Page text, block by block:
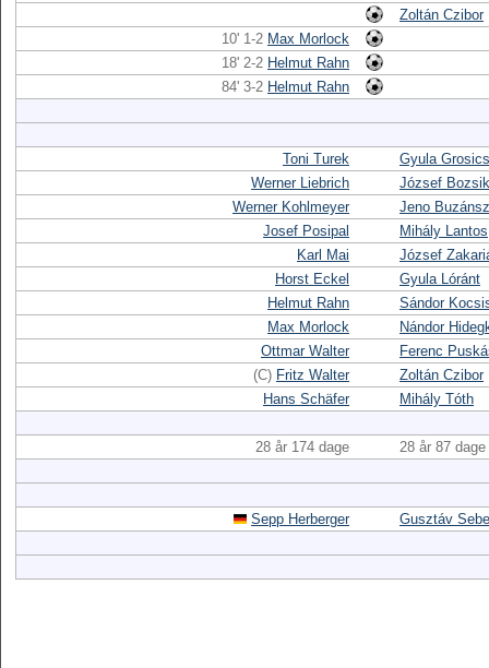
Zoltán Czibor
10' 1-2 Max Morlock
18' 2-2 Helmut Rahn
84' 3-2 Helmut Rahn
Toni Turek
Gyula Grosics
Werner Liebrich
József Bozsik
Werner Kohlmeyer
Jeno
Josef Posipal
Mihály Lantos
Karl Mai
József
Horst Eckel
Gyula Lóránt
Helmut Rahn
Sándor
Max Morlock
Nándor
Ottmar Walter
Ferenc
(C) Fritz Walter
Zoltán Czibor
Hans Schäfer
Mihály Tóth
28 år 174 dage 28 år 87 dage
Sepp Herberger Gusztáv